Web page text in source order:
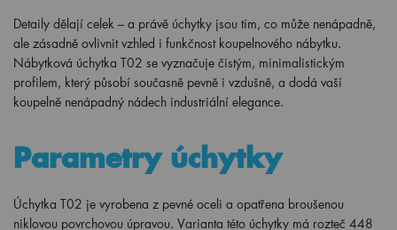
Detaily dělají celek – a právě úchytky jsou tím, co může nenápadně,
ale zásadně ovlivnit vzhled i funkčnost koupelnového nábytku.
Nábytková úchytka T02 se vyznačuje čistým, minimalistickým
profilem, který působí současně pevně i vzdušně, a dodá vaší
koupelně nenápadný nádech industriální elegance.
Parametry úchytky
Úchytka T02 je vyrobena z pevné oceli a opatřena broušenou
niklovou povrchovou úpravou. Varianta této úchytky má rozteč 448